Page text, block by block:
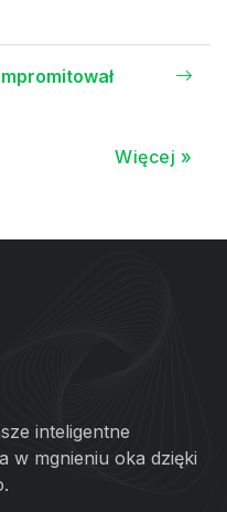
Więcej »
inteligentne
w mgnieniu oka dzięki